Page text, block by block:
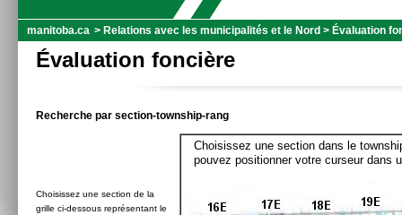
manitoba.ca > Relations avec les municipalités et le Nord > Évaluation
Évaluation foncière
Recherche par section-township-rang
Choisissez une section de la
grille ci-dessous représentant le
Choisissez une section dans le
pouvez positionner votre curseur dans